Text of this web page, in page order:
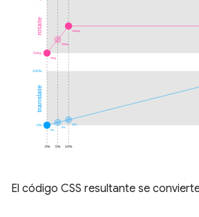
El código CSS resultante se